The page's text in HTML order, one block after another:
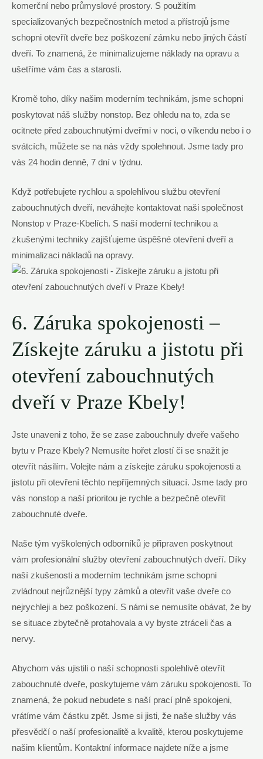
komerční nebo průmyslové prostory. S použitím
specializovaných bezpečnostních metod a přístrojů jsme
schopni otevřít dveře bez poškození zámku nebo jiných částí
dveří. To znamená, že minimalizujeme náklady na opravu a
ušetříme vám čas a starosti.
Kromě toho, díky našim moderním technikám, jsme schopni
poskytovat náš služby nonstop. Bez ohledu na to, zda se
ocitnete před zabouchnutými dveřmi v noci, o víkendu nebo i o
svátcích, můžete se na nás vždy spolehnout. Jsme tady pro
vás 24 hodin denně, 7 dní v týdnu.
Když potřebujete rychlou a spolehlivou službu otevření
zabouchnutých dveří, neváhejte kontaktovat naši společnost
Nonstop v Praze-Kbelích. S naší moderní technikou a
zkušenými techniky zajišťujeme úspěšné otevření dveří a
minimalizaci nákladů na opravy.
6. Záruka spokojenosti –
Získejte záruku a jistotu při
otevření zabouchnutých
dveří v Praze Kbely!
Jste unaveni z toho, že se zase zabouchnuly dveře vašeho
bytu v Praze Kbely? Nemusíte hořet zlostí či se snažit je
otevřít násilím. Volejte nám a získejte záruku spokojenosti a
jistotu při otevření těchto nepříjemných situací. Jsme tady pro
vás nonstop a naší prioritou je rychle a bezpečně otevřít
zabouchnuté dveře.
Naše tým vyškolených odborníků je připraven poskytnout
vám profesionální služby otevření zabouchnutých dveří. Díky
naší zkušenosti a moderním technikám jsme schopni
zvládnout nejrůznější typy zámků a otevřít vaše dveře co
nejrychleji a bez poškození. S námi se nemusíte obávat, že by
se situace zbytečně protahovala a vy byste ztráceli čas a
nervy.
Abychom vás ujistili o naší schopnosti spolehlivě otevřít
zabouchnuté dveře, poskytujeme vám záruku spokojenosti. To
znamená, že pokud nebudete s naší prací plně spokojeni,
vrátíme vám částku zpět. Jsme si jisti, že naše služby vás
přesvědčí o naší profesionalitě a kvalitě, kterou poskytujeme
našim klientům. Kontaktní informace najdete níže a jsme